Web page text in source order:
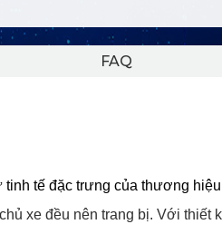
FAQ
tế đặc trưng của thương
xe đều nên trang bị. Với thiết